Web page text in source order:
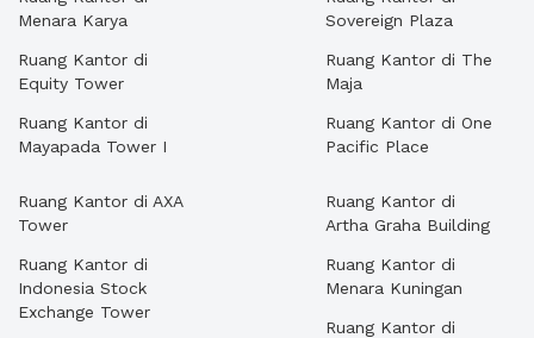
Menara Karya
Ruang Kantor di
Equity Tower
Ruang Kantor di
Mayapada Tower I
Sovereign Plaza
Ruang Kantor di The
Maja
Ruang Kantor di One
Pacific Place
Ruang Kantor di AXA
Tower
Ruang Kantor di
Indonesia Stock
Exchange Tower
Ruang Kantor di
Artha Graha Building
Ruang Kantor di
Menara Kuningan
Ruang Kantor di